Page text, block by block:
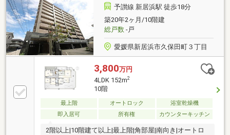
予讃線 新居浜駅 徒歩18分
築20年2ヶ月/10階建
総戸数-戸
愛媛県新居浜市久保田町３丁目
3,800万円
4LDK 152m2
10階
最上階 オートロック
浴室乾燥機
即入居可
所有権 カウンターキッチン
2階以上|10階建て以上|最上階|角部屋|南向き|オートロ